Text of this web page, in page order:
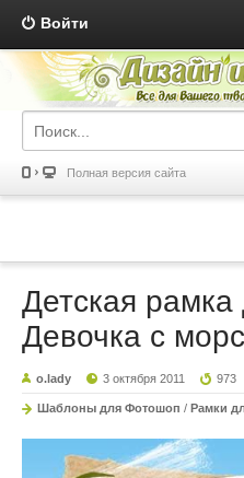
Войти
Полная версия сайта
Детская
Девочка с
o.lady 3 октября 2011 973
Шаблоны для Фотошоп / Рамки